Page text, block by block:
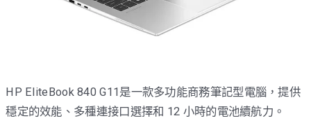
HP EliteBook 840 G11是一款多功能商務筆記型電腦，提供
穩定的效能、多種連接口選擇和 12 小時的電池續航力。